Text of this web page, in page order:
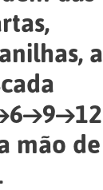
a
mão de